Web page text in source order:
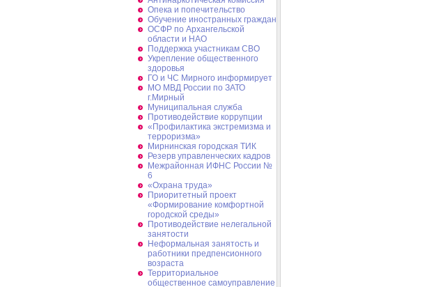
Опека и попечительство
Обучение иностранных граждан
ОСФР по Архангельской
области и НАО
Поддержка участникам СВО
Укрепление общественного
здоровья
ГО и ЧС Мирного информирует
МО МВД России по ЗАТО
г.Мирный
Муниципальная cлужба
Противодействие коррупции
«Профилактика экстремизма и
терроризма»
Мирнинская городская ТИК
Резерв управленческих кадров
Межрайонная ИФНС России №
6
«Охрана труда»
Приоритетный проект
«Формирование комфортной
городской среды»
Противодействие нелегальной
занятости
Неформальная занятость и
работники предпенсионного
возраста
Территориальное
общественное самоуправление